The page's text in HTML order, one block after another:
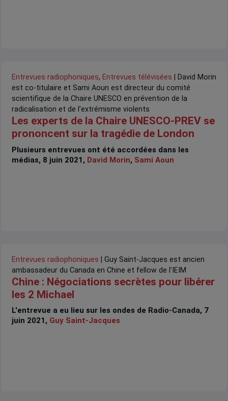
Entrevues radiophoniques, Entrevues télévisées | David Morin
est co-titulaire et Sami Aoun est directeur du comité
scientifique de la Chaire UNESCO en prévention de la
radicalisation et de l’extrémisme violents
Les experts de la Chaire UNESCO-PREV se
prononcent sur la tragédie de London
Plusieurs entrevues ont été accordées dans les
médias, 8 juin 2021, David Morin, Sami Aoun
Entrevues radiophoniques | Guy Saint-Jacques est ancien
ambassadeur du Canada en Chine et fellow de l’IEIM
Chine : Négociations secrètes pour libérer
les 2 Michael
L'entrevue a eu lieu sur les ondes de Radio-Canada, 7
juin 2021, Guy Saint-Jacques